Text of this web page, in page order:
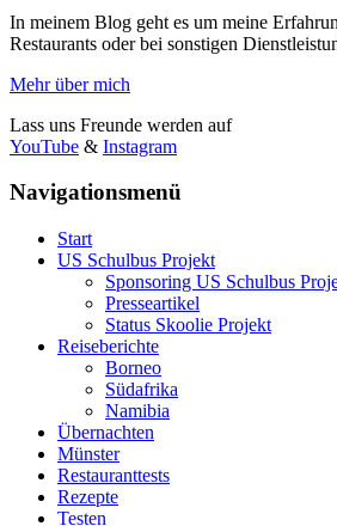
In meinem Blog geht es um meine
Restaurants oder bei sonstigen
Mehr über mich
Lass uns Freunde werden auf
YouTube & Instagram
Navigationsmenü
Start
US Schulbus Projekt
Sponsoring US Schulbus
Presseartikel
Status Skoolie Projekt
Reiseberichte
Borneo
Südafrika
Namibia
Übernachten
Münster
Restauranttests
Rezepte
Testen